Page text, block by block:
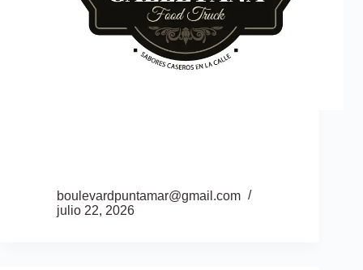
boulevardpuntamar@gmail.com
julio 22, 2026